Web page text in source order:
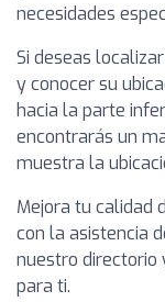
necesidades
Si deseas
y conocer su
hacia la parte
encontrarás un
muestra la
Mejora tu calidad
con la asistencia
nuestro directorio
para ti.